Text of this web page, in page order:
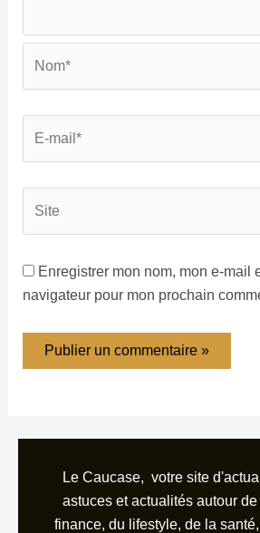
Enregistrer mon nom, mon e-mail
navigateur pour mon prochain
Le Caucase, votre site
astuces et actualités autour
finance, du lifestyle, de la